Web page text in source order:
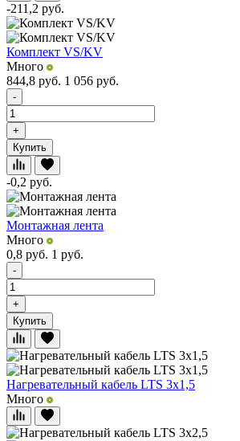
-211,2 руб.
Комплект VS/KV
Много
844,8 руб. 1 056 руб.
-
+
Купить
-0,2 руб.
Монтажная лента
Много
0,8 руб. 1 руб.
-
+
Купить
Нагревательный кабель LTS 3x1,5
Много